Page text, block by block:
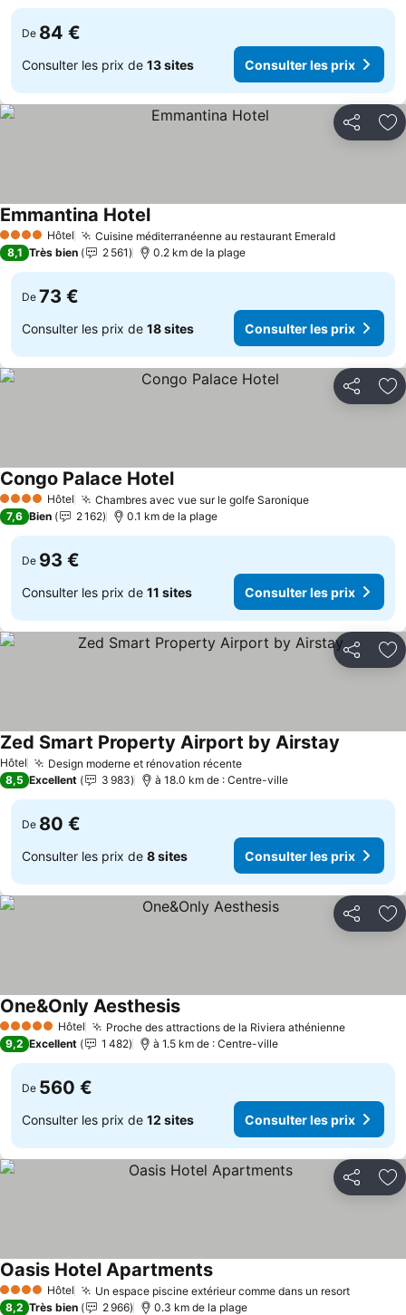
De 84 €
Consulter les prix de 13 sites Consulter les prix
Partager
4 Étoiles Hôtel Cuisine méditerranéenne au restaurant Emerald
Emmantina Hotel
8,1 Très bien 2 561 0.2 km de la plage
De 73 €
Consulter les prix de 18 sites Consulter les prix
Partager
4 Étoiles Hôtel Chambres avec vue sur le golfe Saronique
Congo Palace Hotel
7,6 Bien 2 162 0.1 km de la plage
De 93 €
Consulter les prix de 11 sites Consulter les prix
Partager
Hôtel Design moderne et rénovation récente
Zed Smart Property Airport by Airstay
8,5 Excellent 3 983 à 18.0 km de : Centre-ville
De 80 €
Consulter les prix de 8 sites Consulter les prix
Partager
5 Étoiles Hôtel Proche des attractions de la Riviera athénienne
One&Only Aesthesis
9,2 Excellent 1 482 à 1.5 km de : Centre-ville
De 560 €
Consulter les prix de 12 sites Consulter les prix
Partager
4 Étoiles Hôtel Un espace piscine extérieur comme dans un resort
Oasis Hotel Apartments
8,2 Très bien 2 966 0.3 km de la plage